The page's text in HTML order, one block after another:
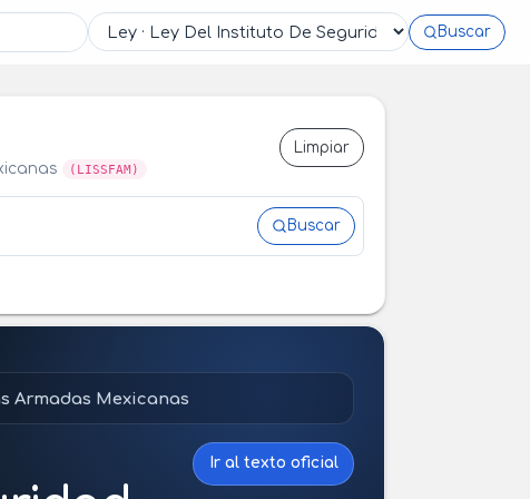
Buscar
(LISSFAM)
Limpiar
Buscar
Armadas Mexicanas
Ir al texto oficial